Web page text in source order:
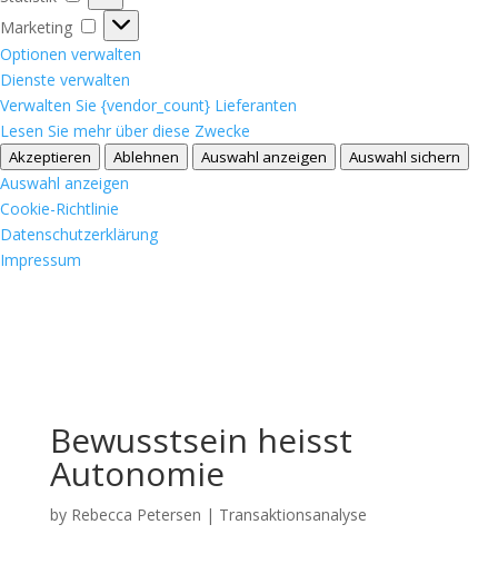
Marketing
Marketing
Optionen verwalten
Dienste verwalten
Verwalten Sie {vendor_count} Lieferanten
Lesen Sie mehr über diese Zwecke
Akzeptieren Ablehnen Auswahl anzeigen Auswahl sichern
Auswahl anzeigen
Cookie-Richtlinie
Datenschutzerklärung
Impressum
Bewusstsein heisst
Autonomie
by Rebecca Petersen | Transaktionsanalyse